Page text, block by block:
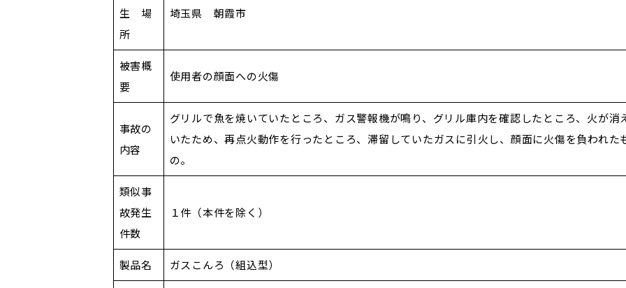
生 場
所
埼玉県 朝霞市
被害概
要
使用者の顔面への火傷
事故の
内容
グリルで魚を焼いていたところ、ガス警報機が鳴り、グリル庫内を確認したところ、火が消
いたため、再点火動作を行ったところ、滞留していたガスに引火し、顔面に火傷を負われた
の。
類似事
故発生
件数
１件（本件を除く）
製品名 ガスこんろ（組込型）